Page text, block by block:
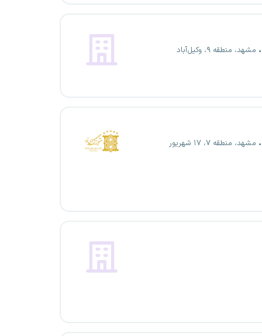
مشهد، منطقه ۹، وکیل‌آباد
مشهد، منطقه ۷، ۱۷ شهریور